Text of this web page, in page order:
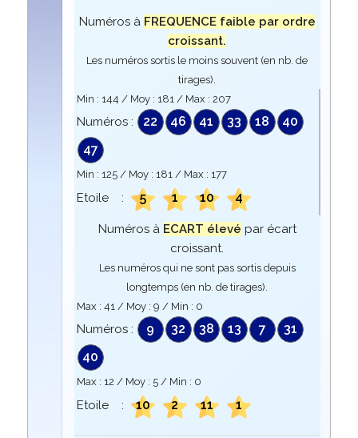
Numéros à FREQUENCE faible par ordre
croissant.
Les numéros sortis le moins souvent (en nb. de
tirages).
Min : 144 / Moy : 181/ Max : 207
Numéros : 22 46 41 33 18
40
47
Min : 125/ Moy : 181/ Max : 177
Etoile : 5 1 10 4
Numéros à ECART élevé par écart
croissant.
Les numéros qui ne sont pas sortis depuis
longtemps (en nb. de tirages).
Max : 41/ Moy : 9 / Min : 0
Numéros : 9 32 38 13 7
31
40
Max : 12 / Moy : 5/ Min : 0
Etoile : 10 2 11 1